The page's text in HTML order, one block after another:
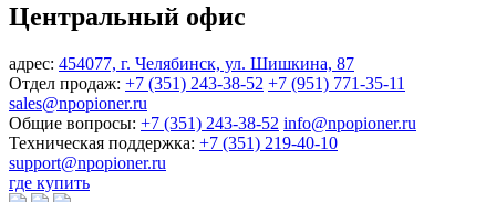
Центральный офис
адрес: 454077, г. Челябинск, ул. Шишкина, 87
Отдел продаж: +7 (351) 243-38-52 +7 (951) 771-35-11
sales@npopioner.ru
Общие вопросы: +7 (351) 243-38-52 info@npopioner.ru
Техническая поддержка: +7 (351) 219-40-10
support@npopioner.ru
где купить